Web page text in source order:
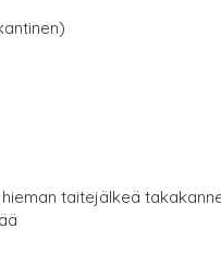
taitejälkeä